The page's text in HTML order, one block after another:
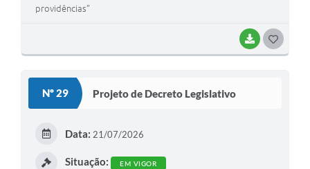
BAIXAR
providências”
Nº 29 Projeto de Decreto Legislativo
Data: 21/07/2026
Situação: EM VIGOR